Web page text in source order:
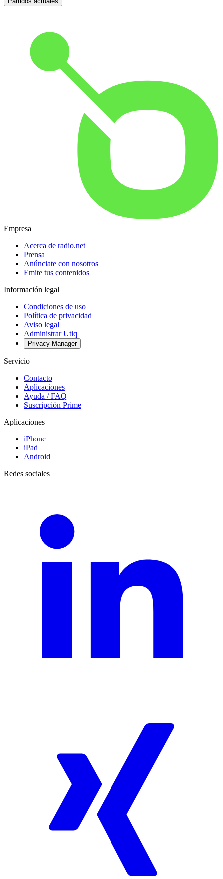
Empresa
Acerca de radio.net
Prensa
Anúnciate con nosotros
Emite tus contenidos
Información legal
Condiciones de uso
Política de privacidad
Aviso legal
Administrar Utiq
Privacy-Manager
Servicio
Contacto
Aplicaciones
Ayuda / FAQ
Suscripción Prime
Aplicaciones
iPhone
iPad
Android
Redes sociales